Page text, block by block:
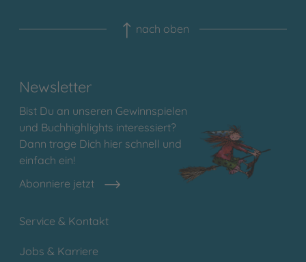
nach oben
Newsletter
Bist Du an unseren Gewinnspielen
und Buchhighlights interessiert?
Dann trage Dich hier schnell und
einfach ein!
Abonniere jetzt
Service & Kontakt
Jobs & Karriere